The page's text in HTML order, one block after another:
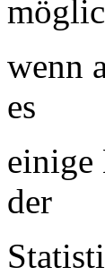
wenn
es
einige
der